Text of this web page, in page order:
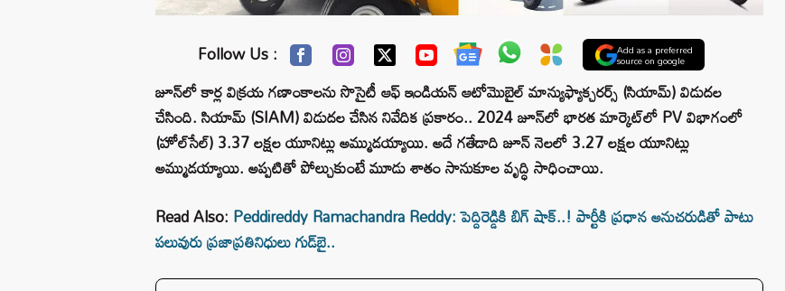
Follow Us : Add as a preferred
source on google
జూన్‌లో కార్ల విక్రయ గణాంకాలను సొసైటీ ఆఫ్ ఇండియన్ ఆటోమొబైల్ మాన్యుఫ్యాక్చరర్స్ (సియామ్) విడుదల
చేసింది. సియామ్ (SIAM) విడుదల చేసిన నివేదిక ప్రకారం.. 2024 జూన్⁭లో భారత మార్కెట్‌లో PV విభాగంలో
(హోల్‌సేల్) 3.37 లక్షల యూనిట్లు అమ్ముడయ్యాయి. అదే గతేడాది జూన్ నెలలో 3.27 లక్షల యూనిట్లు
అమ్ముడయ్యాయి. అప్పటితో పోల్చుకుంటే మూడు శాతం సానుకూల వృద్ధి సాధించాయి.
Read Also: Peddireddy Ramachandra Reddy: పెద్దిరెడ్డికి బిగ్‌ షాక్..! పార్టీకి ప్రధాన అనుచరుడితో పాటు
పలువురు ప్రజాప్రతినిధులు గుడ్‌బై..